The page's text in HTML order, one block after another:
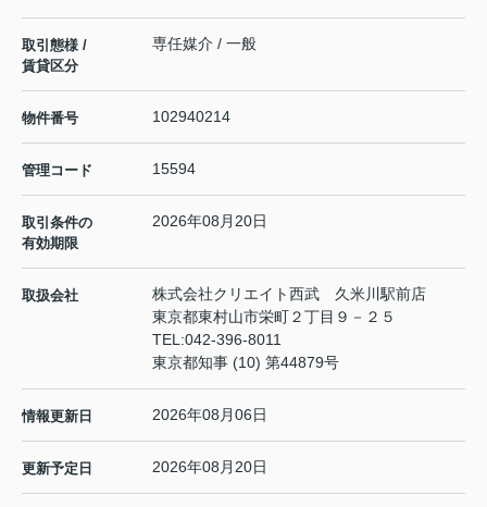
取引態様 /
賃貸区分
専任媒介 / 一般
物件番号 102940214
管理コード 15594
取引条件の
有効期限
2026年08月20日
取扱会社
株式会社クリエイト西武 久米川駅前店
東京都東村山市栄町２丁目９－２５
TEL:042-396-8011
東京都知事 (10) 第44879号
情報更新日 2026年08月06日
更新予定日 2026年08月20日